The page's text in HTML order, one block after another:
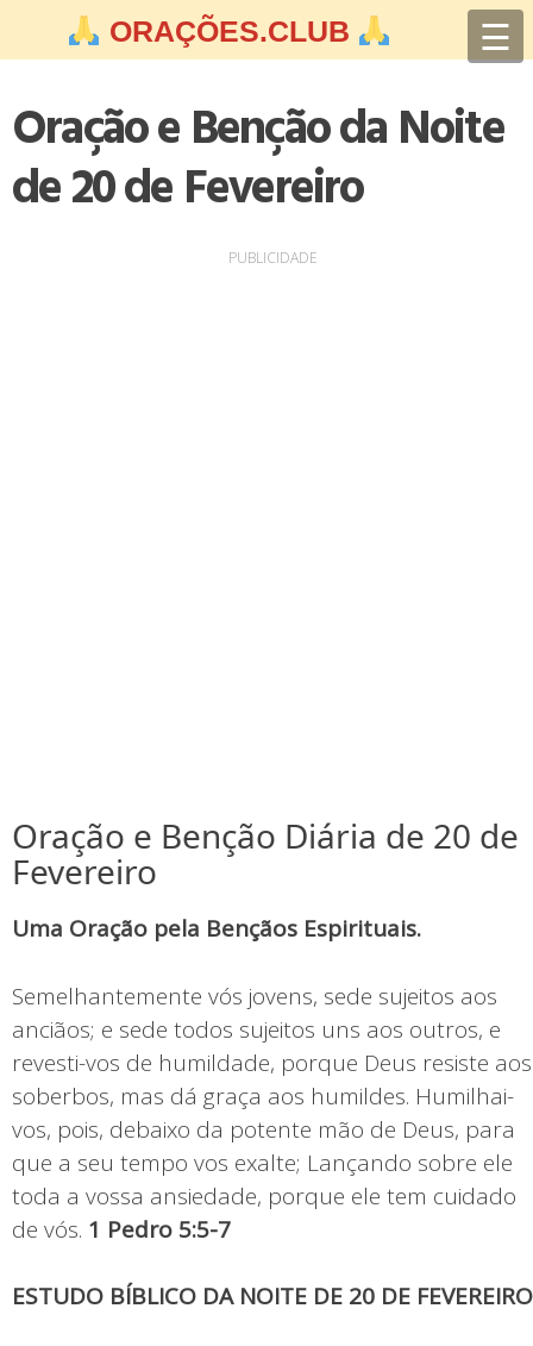
ORAÇÕES.CLUB ☰
Oração e Benção da Noite
de 20 de Fevereiro
PUBLICIDADE
Oração e Benção Diária de 20 de
Fevereiro
Uma Oração pela Bençãos Espirituais.
Semelhantemente vós jovens, sede sujeitos aos
anciãos; e sede todos sujeitos uns aos outros, e
revesti-vos de humildade, porque Deus resiste aos
soberbos, mas dá graça aos humildes. Humilhai-
vos, pois, debaixo da potente mão de Deus, para
que a seu tempo vos exalte; Lançando sobre ele
toda a vossa ansiedade, porque ele tem cuidado
de vós. 1 Pedro 5:5-7
ESTUDO BÍBLICO DA NOITE DE 20 DE FEVEREIRO